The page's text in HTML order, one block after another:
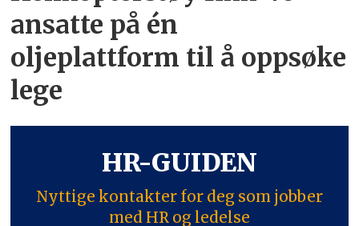
ansatte på én
oljeplattform til å oppsøke
lege
HR-GUIDEN
Nyttige kontakter for deg som jobber
med HR og ledelse